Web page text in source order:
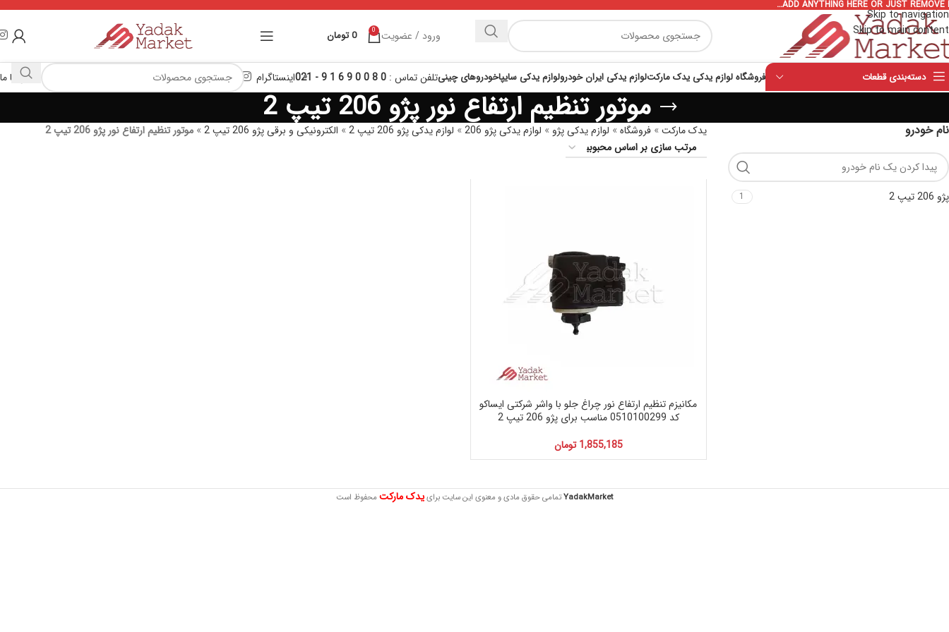
Skip to navigation
Skip to main content
ADD ANYTHING HERE OR JUST REMOVE
ورود / عضویت 0
0 تومان
دسته‌بندی قطعات فروشگاه لوازم یدکی یدک مارکتلوازم یدکی ایران خودرولوازم یدکی سایپاخودروهای چینیتلفن تماس : 0 8 0 0 9 6 1 9 - 021 اینستاگرام تماس با ما
موتور تنظیم ارتفاع نور پژو 206 تیپ 2
نام خودرو
پژو 206 تیپ 2 1
یدک مارکت»فروشگاه» لوازم یدکی پژو » لوازم یدکی پژو 206 » لوازم یدکی پژو 206 تیپ 2 » الکترونیکی و برقی پژو 206 تیپ 2 »موتور تنظیم ارتفاع نور پژو 206 تیپ 2
مکانیزم تنظیم ارتفاع نور چراغ جلو با واشر شرکتی ایساکو
کد 0510100299 مناسب برای پژو 206 تیپ 2
1,855,185 تومان
YadakMarketتمامی حقوق مادی و معنوی این سایت براییدک مارکت محفوظ است